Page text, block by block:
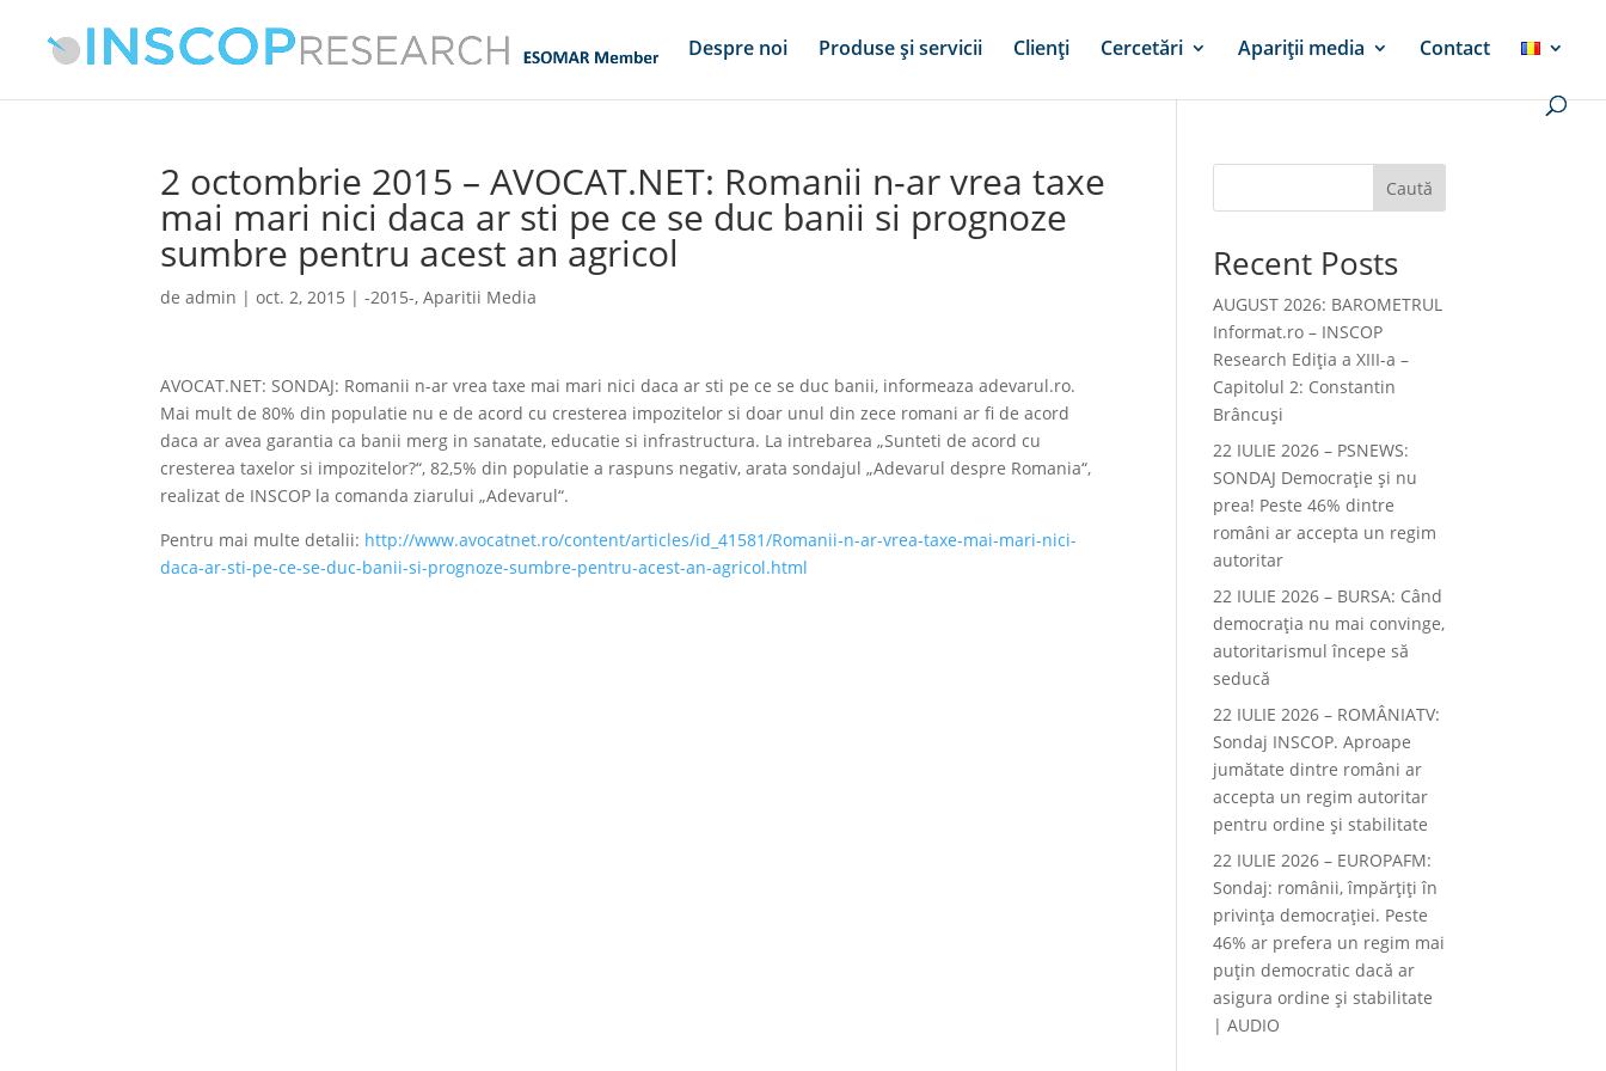
Despre noi Produse și servicii Clienți Cercetări Apariții media Contact
2 octombrie 2015 – AVOCAT.NET: Romanii n-ar vrea taxe
mai mari nici daca ar sti pe ce se duc banii si prognoze
sumbre pentru acest an agricol
deadmin |oct. 2, 2015 |-2015-,Aparitii Media
AVOCAT.NET: SONDAJ: Romanii n-ar vrea taxe mai mari nici daca ar sti pe ce se duc banii, informeaza adevarul.ro.
Mai mult de 80% din populatie nu e de acord cu cresterea impozitelor si doar unul din zece romani ar fi de acord
daca ar avea garantia ca banii merg in sanatate, educatie si infrastructura. La intrebarea „Sunteti de acord cu
cresterea taxelor si impozitelor?“, 82,5% din populatie a raspuns negativ, arata sondajul „Adevarul despre Romania“,
realizat de INSCOP la comanda ziarului „Adevarul“.
Pentru mai multe detalii: http://www.avocatnet.ro/content/articles/id_41581/Romanii-n-ar-vrea-taxe-mai-mari-nici-
daca-ar-sti-pe-ce-se-duc-banii-si-prognoze-sumbre-pentru-acest-an-agricol.html
Caută
Recent Posts
AUGUST 2026: BAROMETRUL
Informat.ro – INSCOP
Research Ediția a XIII-a –
Capitolul 2: Constantin
Brâncuși
22 IULIE 2026 – PSNEWS:
SONDAJ Democrație și nu
prea! Peste 46% dintre
români ar accepta un regim
autoritar
22 IULIE 2026 – BURSA: Când
democraţia nu mai convinge,
autoritarismul începe să
seducă
22 IULIE 2026 – ROMÂNIATV:
Sondaj INSCOP. Aproape
jumătate dintre români ar
accepta un regim autoritar
pentru ordine și stabilitate
22 IULIE 2026 – EUROPAFM:
Sondaj: românii, împărțiți în
privința democrației. Peste
46% ar prefera un regim mai
puțin democratic dacă ar
asigura ordine și stabilitate
| AUDIO